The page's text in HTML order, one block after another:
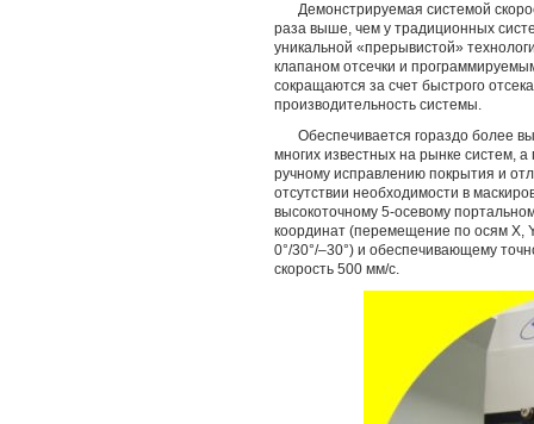
Демонстрируемая системой
раза выше, чем у традиционных
уникальной «прерывистой»
клапаном отсечки и
сокращаются за счет быстрого
производительность системы.
Обеспечивается гораздо более
многих известных на рынке систем,
ручному исправлению покрытия и
отсутствии необходимости в
высокоточному 5-осевому
координат (перемещение по осям X,
0°/30°/–30°) и обеспечивающему
скорость 500 мм/с.